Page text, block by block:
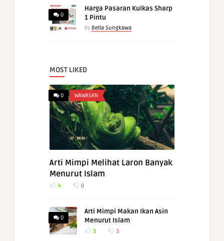
0
Harga Pasaran Kulkas Sharp
1 Pintu
by Bella Sungkawa
MOST LIKED
0 WAWASAN
Arti Mimpi Melihat Laron Banyak
Menurut Islam
4 0
0
Arti Mimpi Makan Ikan Asin
Menurut Islam
3 3